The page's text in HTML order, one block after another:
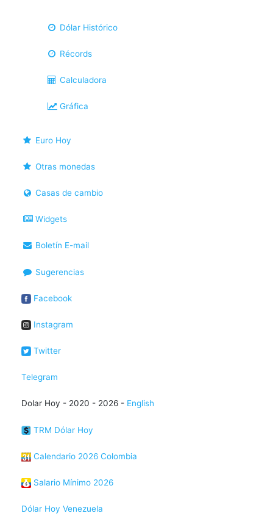
Dólar Histórico
Récords
Calculadora
Gráfica
Euro Hoy
Otras monedas
Casas de cambio
Widgets
Boletín E-mail
Sugerencias
Facebook
Instagram
Twitter
Telegram
Dolar Hoy - 2020 - 2026 - English
TRM Dólar Hoy
Calendario 2026 Colombia
Salario Mínimo 2026
Dólar Hoy Venezuela